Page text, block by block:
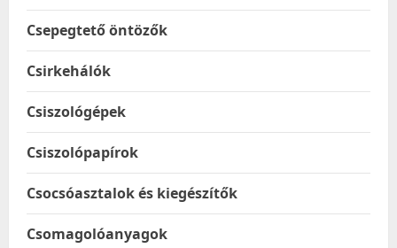
Csepegtető öntözők
Csirkehálók
Csiszológépek
Csiszolópapírok
Csocsóasztalok és kiegészítők
Csomagolóanyagok